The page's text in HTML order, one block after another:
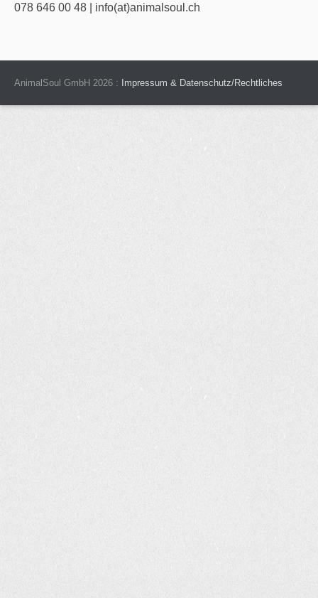
078 646 00 48 | info(at)animalsoul.ch
AnimalSoul GmbH 2026 : Impressum & Datenschutz/Rechtliches